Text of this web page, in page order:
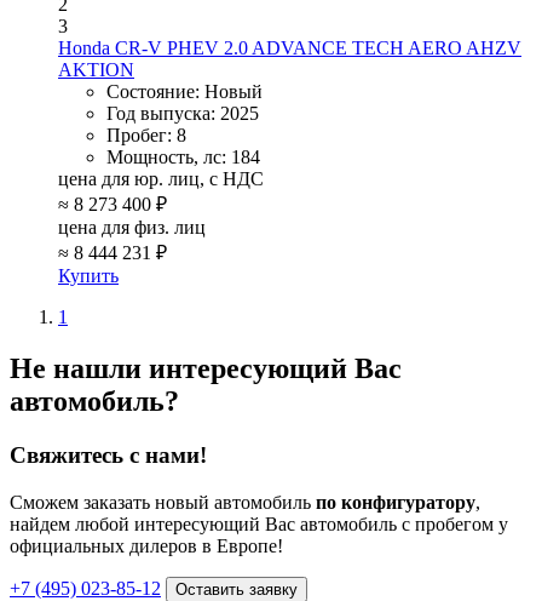
2
3
Honda CR-V PHEV 2.0 ADVANCE TECH AERO AHZV
AKTION
Состояние: Новый
Год выпуска: 2025
Пробег: 8
Мощность, лс: 184
цена для юр. лиц, с НДС
≈ 8 273 400 ₽
цена для физ. лиц
≈ 8 444 231 ₽
Купить
1
Не нашли интересующий Вас
автомобиль?
Свяжитесь с нами!
Сможем заказать новый автомобиль по конфигуратору,
найдем любой интересующий Вас автомобиль с пробегом у
официальных дилеров в Европе!
+7 (495) 023-85-12 Оставить заявку